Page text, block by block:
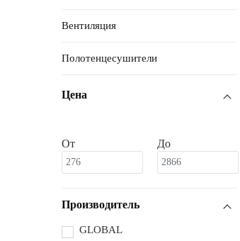
Вентиляция
Полотенцесушители
Цена
От До
Производитель
GLOBAL